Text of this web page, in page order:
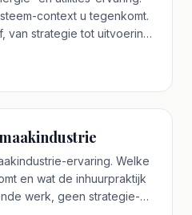
context u tegenkomt.
van strategie tot uitvoering.
adviesgesprek.
ervaring. Welke
en wat de inhuurpraktijk
werk, geen strategie-